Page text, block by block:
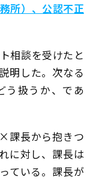
所）、公認不正
相談を受けたと
明した。次なる
う扱うか、であ
長から抱きつ
に対し、課長は
ている。課長が